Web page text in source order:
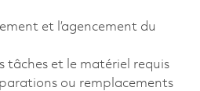
et l’agencement du
tâches et le matériel requis
ou remplacements